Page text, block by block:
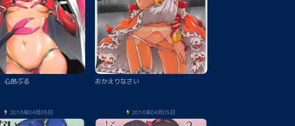
心昂ぶる おかえりなさい
2016年04月05日 2016年04月05日